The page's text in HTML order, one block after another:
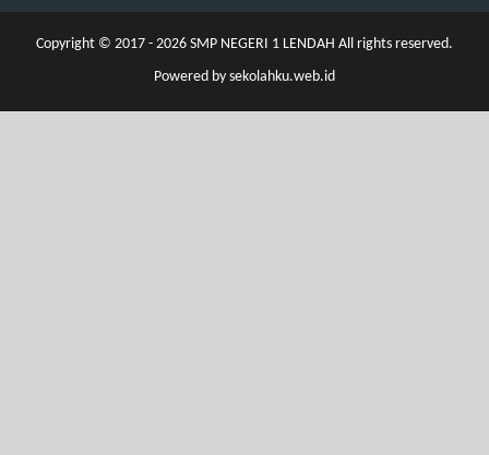
Copyright © 2017 - 2026 SMP NEGERI 1 LENDAH All rights reserved.
Powered by sekolahku.web.id